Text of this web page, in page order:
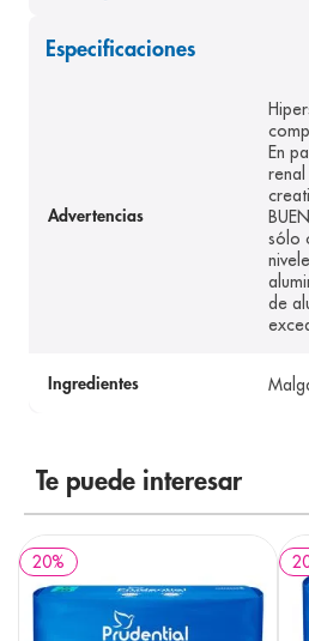
Especificaciones
Advertencias
En
sólo
de
Ingredientes
Te puede interesar
20%
9. pediasure